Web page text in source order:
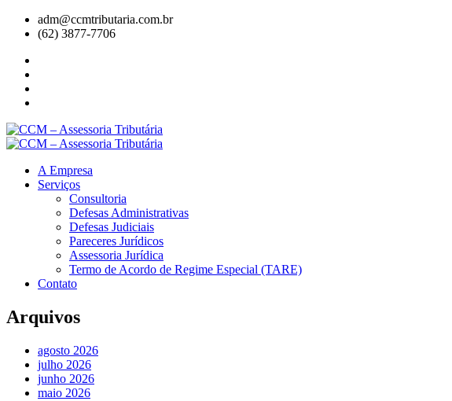
adm@ccmtributaria.com.br
(62) 3877-7706
A Empresa
Serviços
Consultoria
Defesas Administrativas
Defesas Judiciais
Pareceres Jurídicos
Assessoria Jurídica
Termo de Acordo de Regime Especial (TARE)
Contato
Arquivos
agosto 2026
julho 2026
junho 2026
maio 2026